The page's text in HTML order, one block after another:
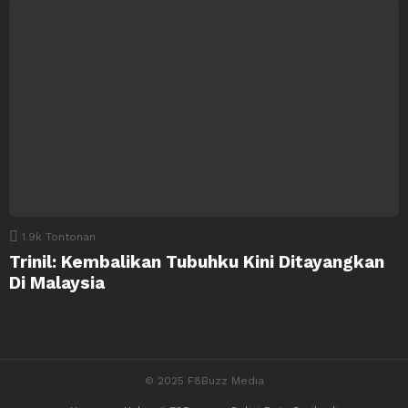
1.9k Tontonan
Trinil: Kembalikan Tubuhku Kini Ditayangkan
Di Malaysia
© 2025 F8Buzz Media